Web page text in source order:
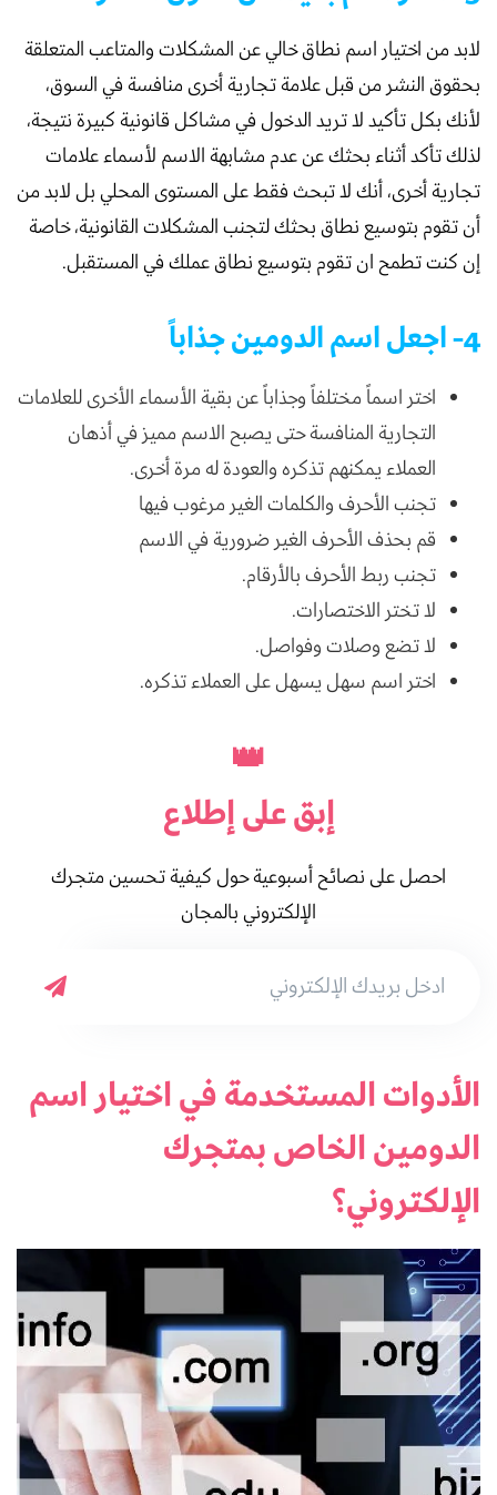
لابد من اختيار اسم نطاق خالي عن المشكلات والمتاعب المتعلقة
بحقوق النشر من قبل علامة تجارية أخرى منافسة في السوق،
لأنك بكل تأكيد لا تريد الدخول في مشاكل قانونية كبيرة نتيجة،
لذلك تأكد أثناء بحثك عن عدم مشابهة الاسم لأسماء علامات
تجارية أخرى، أنك لا تبحث فقط على المستوى المحلي بل لابد من
أن تقوم بتوسيع نطاق بحثك لتجنب المشكلات القانونية، خاصة
إن كنت تطمح ان تقوم بتوسيع نطاق عملك في المستقبل.
4- اجعل اسم الدومين جذاباً
اختر اسماً مختلفاً وجذاباً عن بقية الأسماء الأخرى للعلامات
التجارية المنافسة حتى يصبح الاسم مميز في أذهان
العملاء يمكنهم تذكره والعودة له مرة أخرى.
تجنب الأحرف والكلمات الغير مرغوب فيها
قم بحذف الأحرف الغير ضرورية في الاسم
تجنب ربط الأحرف بالأرقام.
لا تختر الاختصارات.
لا تضع وصلات وفواصل.
اختر اسم سهل يسهل على العملاء تذكره.
👑
إبق علىإطلاع
احصل على نصائح أسبوعية حول كيفية تحسين متجرك
الإلكتروني بالمجان
الأدوات المستخدمة في اختيار اسم
الدومين الخاص بمتجرك
الإلكتروني؟